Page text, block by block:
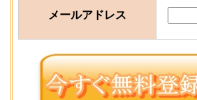
メールアドレス